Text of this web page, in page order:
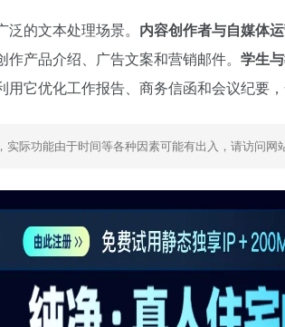
的文本处理场景。 内容创作者与自媒体
作产品介绍、广告文案和营销邮件。 学生
用它优化工作报告、商务信函和会议纪要，
实际功能由于时间等各种因素可能有出入，请访问网